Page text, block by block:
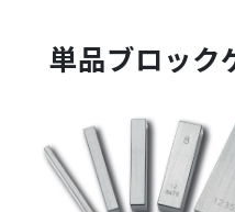
単品ブロック